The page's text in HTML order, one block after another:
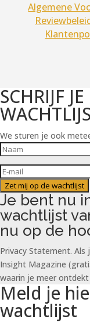
Algemene
SCHRIJF
We sturen je ook
Zet mij op de wachtlijst
Je bent nu
wachtlijst
nu op de
Privacy Statement.
Insight Magazine
waarin je meer
Meld je
wachtlijst